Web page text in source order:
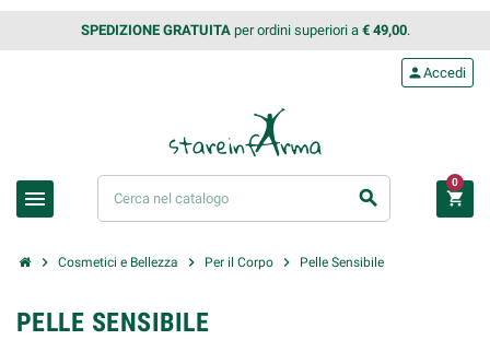
SPEDIZIONE GRATUITAper ordini superiori a € 49,00.
menu search
personAccedi
shopping_cart
0
chevron_right Cosmetici e Bellezza chevron_right Per il Corpo chevron_right Pelle Sensibile
PELLE SENSIBILE